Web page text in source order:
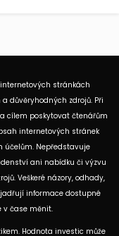
stránkách
důvěryhodných zdrojů. Při
cílem poskytovat čtenářům
internetových stránek
účelům. Nepředstavuje
ani nabídku či výzvu
Veškeré názory, odhady,
informace dostupné
v čase měnit.
Hodnota investic může